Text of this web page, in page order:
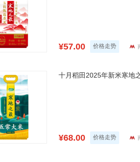
¥57.00 价格走势
十月稻田2025年新米寒地
¥68.00 价格走势